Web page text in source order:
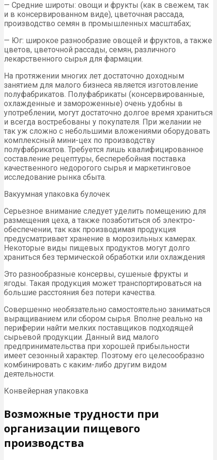
— Средние широты: овощи и фрукты (как в свежем, так
и в консервированном виде), цветочная рассада,
производство семян в промышленных масштабах;
— Юг: широкое разнообразие овощей и фруктов, а также
цветов, цветочной рассады, семян, различного
лекарственного сырья для фармации.
На протяжении многих лет достаточно доходным
занятием для малого бизнеса является изготовление
полуфабрикатов. Полуфабрикаты (консервированные,
охлажденные и замороженные) очень удобны в
употреблении, могут достаточно долгое время храниться
и всегда востребованы у покупателя. При желании не
так уж сложно с небольшими вложениями оборудовать
комплексный мини-цех по производству
полуфабрикатов. Требуется лишь квалифицированное
составление рецептуры, бесперебойная поставка
качественного недорогого сырья и маркетинговое
исследование рынка сбыта.
Вакуумная упаковка булочек
Серьезное внимание следует уделить помещению для
размещения цеха, а также позаботиться об электро-
обеспечении, так как производимая продукция
предусматривает хранение в морозильных камерах.
Некоторые виды пищевых продуктов могут долго
храниться без термической обработки или охлаждения
Это разнообразные консервы, сушеные фрукты и
ягоды. Такая продукция может транспортироваться на
большие расстояния без потери качества.
Совершенно необязательно самостоятельно заниматься
выращиванием или сбором сырья. Вполне реально на
периферии найти мелких поставщиков подходящей
сырьевой продукции. Данный вид малого
предпринимательства при хорошей прибыльности
имеет сезонный характер. Поэтому его целесообразно
комбинировать с каким-либо другим видом
деятельности.
Конвейерная упаковка
Возможные трудности при
организации пищевого
производства